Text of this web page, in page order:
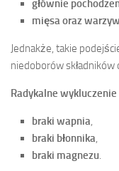
głównie
mięsa oraz warzyw
Jednakże, takie
niedoborów składników
Radykalne wykluczenie
braki wapnia,
braki błonnika,
braki magnezu.